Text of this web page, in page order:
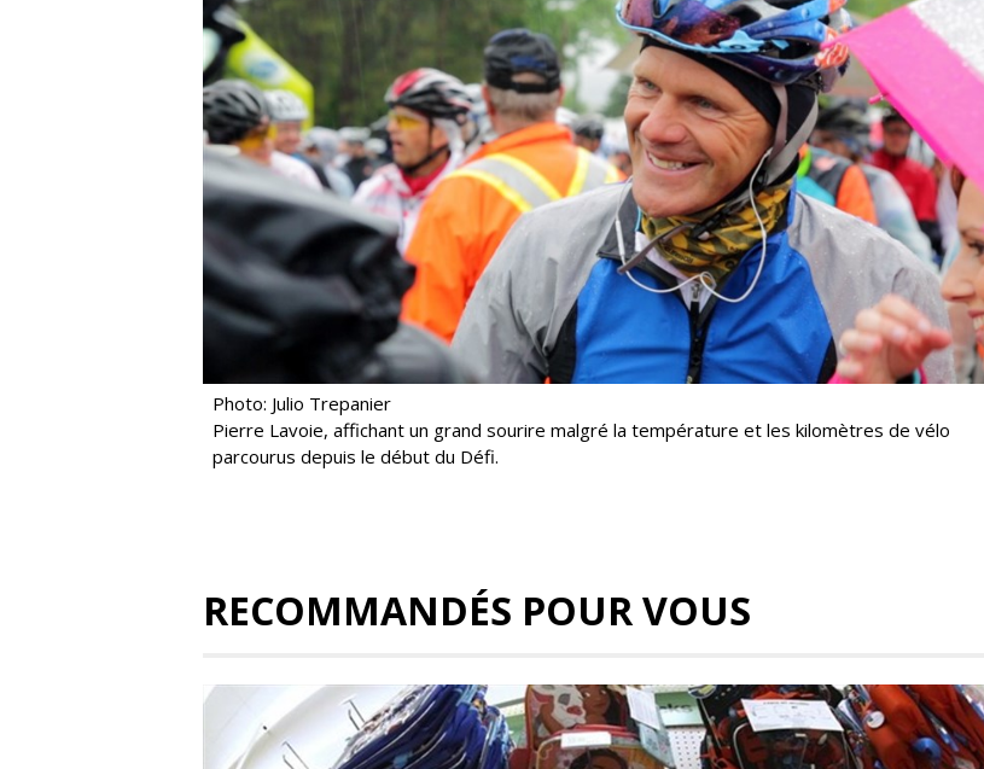
Photo: Julio Trepanier
Pierre Lavoie, affichant un grand sourire malgré la température et les kilomètres de vélo
parcourus depuis le début du Défi.
RECOMMANDÉS POUR VOUS